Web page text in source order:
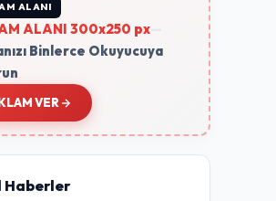
ALANI
ALANI 300x250 px
Binlerce Okuyucuya
VER
Haberler